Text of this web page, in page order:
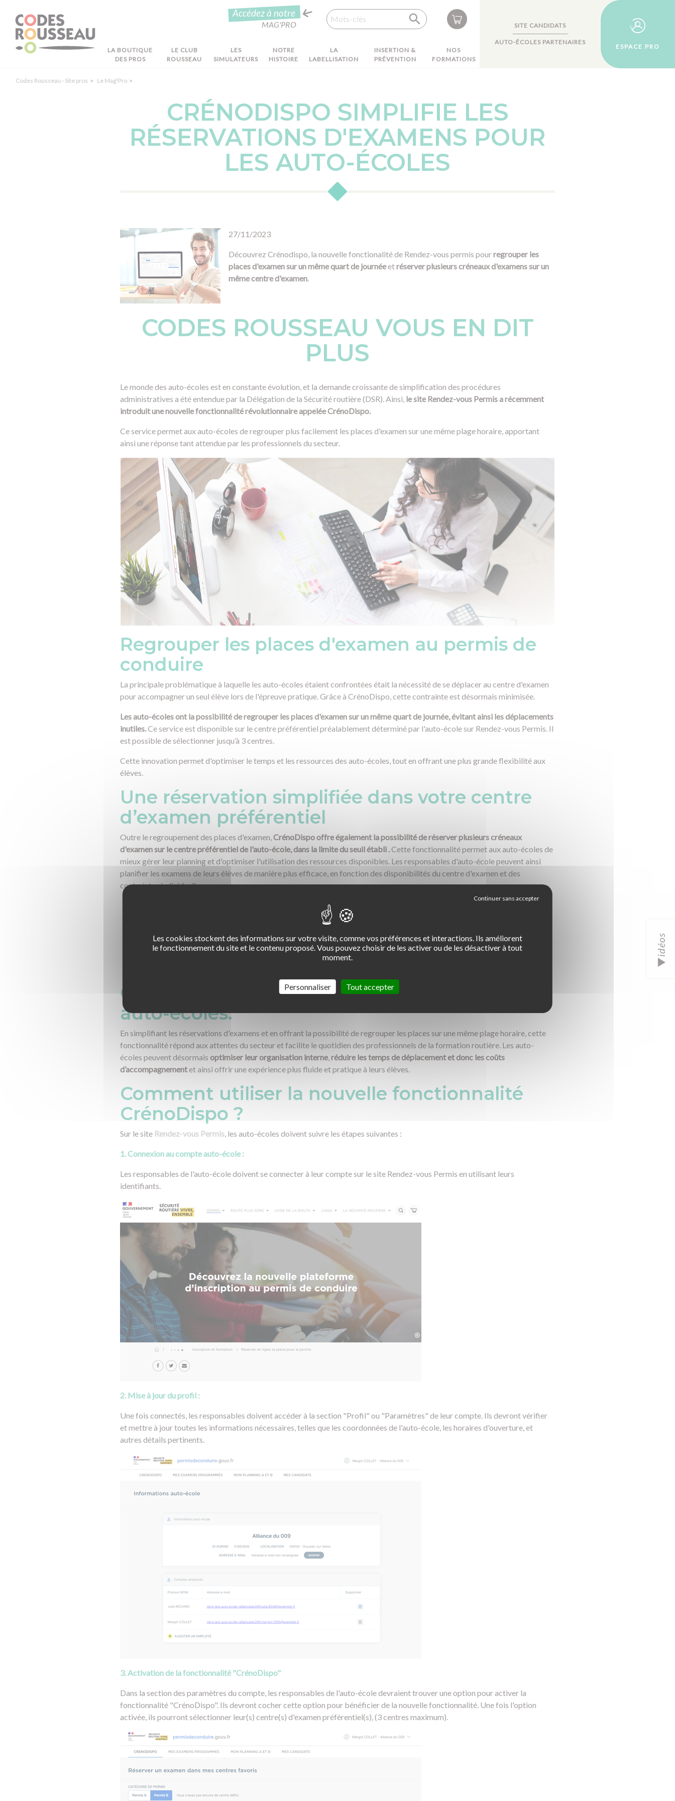
LA BOUTIQUE
DES PROS
LE CLUB
ROUSSEAU
LES
SIMULATEURS
NOTRE
HISTOIRE
LA
LABELLISATION
INSERTION &
PRÉVENTION
NOS
FORMATIONS
Accédez à notre
MAG'PRO
Recherche
SITE CANDIDATS
AUTO-ÉCOLES PARTENAIRES
ESPACE PRO
Codes Rousseau - Site pros Le Mag'Pro
CRÉNODISPO SIMPLIFIE LES
RÉSERVATIONS D'EXAMENS POUR
LES AUTO-ÉCOLES
27/11/2023
Découvrez Crénodispo, la nouvelle fonctionalité de Rendez-vous permis pourregrouper les
places d'examen sur un même quart de journéeetréserver plusieurs créneaux d'examenssur un
même centre d'examen.
CODES ROUSSEAU VOUS EN DIT
PLUS
Le monde des auto-écoles est en constante évolution, et la demande croissante de simplification des procédures
administratives a été entendue par la Délégation de la Sécurité routière (DSR). Ainsi, le site Rendez-vous Permis a récemment
introduit une nouvelle fonctionnalité révolutionnaire appelée CrénoDispo.
Ce service permet aux auto-écoles de regrouper plus facilement les places d'examen sur une même plage horaire, apportant
ainsi une réponse tant attendue par les professionnels du secteur.
Regrouper les places d'examen au permis de
conduire
La principale problématique à laquelle les auto-écoles étaient confrontées était la nécessité de se déplacer au centre d'examen
pour accompagner un seul élève lors de l'épreuve pratique. Grâce à CrénoDispo, cette contrainte est désormais minimisée.
Les auto-écoles ont la possibilité de regrouper les places d'examen sur un même quart de journée, évitant ainsi les déplacements
inutiles.Ce service est disponible sur le centre préférentiel préalablement déterminé par l'auto-école sur Rendez-vous Permis. Il
est possible de sélectionner jusqu’à 3 centres.
Cette innovation permet d'optimiser le temps et les ressources des auto-écoles, tout en offrant une plus grande flexibilité aux
élèves.
Une réservation simplifiée dans votre centre
d’examen préférentiel
Outre le regroupement des places d'examen, CrénoDispo offre également la possibilité de réserver plusieurs créneaux
d'examen sur le centre préférentiel de l'auto-école, dans la limite du seuil établi .Cette fonctionnalité permet aux auto-écoles de
mieux gérer leur planning et d'optimiser l'utilisation des ressources disponibles. Les responsables d'auto-école peuvent ainsi
planifier les examens de leurs élèves de manière plus efficace, en fonction des disponibilités du centre d'examen et des
contraintes individuelles.
CrenoDispo, une véritable avancée pour les
auto-écoles.
En simplifiant les réservations d'examens et en offrant la possibilité de regrouper les places sur une même plage horaire, cette
fonctionnalité répond aux attentes du secteur et facilite le quotidien des professionnels de la formation routière. Les auto-
écoles peuvent désormais optimiser leur organisation interne réduire les temps de déplacement et donc les coûts
d’accompagnementet ainsi offrir une expérience plus fluide et pratique à leurs élèves.
Comment utiliser la nouvelle fonctionnalité
CrénoDispo ?
Sur le site Rendez-vous Permis , les auto-écoles doivent suivre les étapes suivantes :
1. Connexion au compte auto-école :
Les responsables de l'auto-école doivent se connecter à leur compte sur le site Rendez-vous Permis en utilisant leurs
identifiants.
2. Mise à jour du profil :
Une fois connectés, les responsables doivent accéder à la section "Profil" ou "Paramètres" de leur compte. Ils devront vérifier
et mettre à jour toutes les informations nécessaires, telles que les coordonnées de l'auto-école, les horaires d'ouverture, et
autres détails pertinents.
3. Activation de la fonctionnalité "CrénoDispo"
Dans la section des paramètres du compte, les responsables de l'auto-école devraient trouver une option pour activer la
fonctionnalité "CrénoDispo". Ils devront cocher cette option pour bénéficier de la nouvelle fonctionnalité. Une fois l'option
activée, ils pourront sélectionner leur(s) centre(s) d'examen préférentiel(s), (3 centres maximum).
idéos
Les cookies stockent des informations sur votre visite, comme vos préférences et interactions. Ils améliorent
le fonctionnement du site et le contenu proposé. Vous pouvez choisir de les activer ou de les désactiver à tout
moment.
Tout accepter
Personnaliser